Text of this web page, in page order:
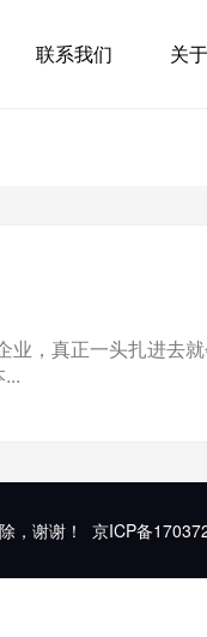
联系我们 关
，真正一头扎进去
，谢谢！ 京ICP备